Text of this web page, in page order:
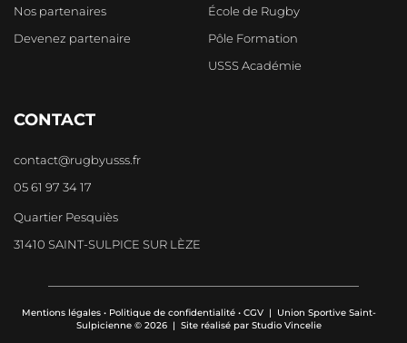
Nos partenaires
Devenez partenaire
École de Rugby
Pôle Formation
USSS Académie
CONTACT
contact@rugbyusss.fr
05 61 97 34 17
Quartier Pesquiès
31410 SAINT-SULPICE SUR LÈZE
Mentions légales • Politique de confidentialité • CGV | Union Sportive Saint-
Sulpicienne © 2026 | Site réalisé par Studio Vincelie